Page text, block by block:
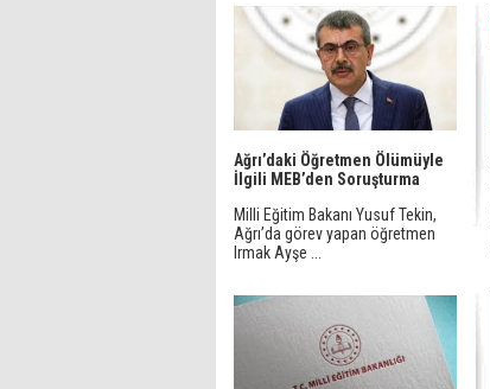
Ağrı’daki Öğretmen Ölümüyle
İlgili MEB’den Soruşturma
Milli Eğitim Bakanı Yusuf Tekin,
Ağrı’da görev yapan öğretmen
Irmak Ayşe ...